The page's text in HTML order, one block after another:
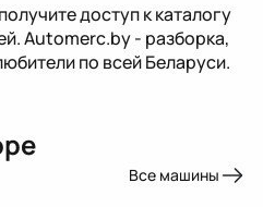
доступ к каталогу
Automerc.by - разборка,
по всей Беларуси.
Все машины